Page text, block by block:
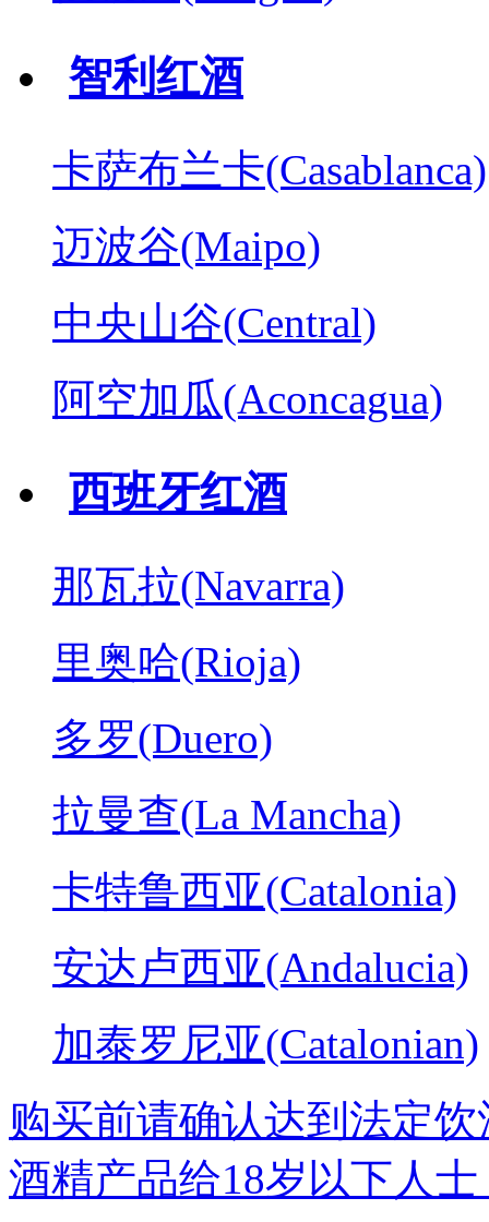
智利红酒
卡萨布兰卡(Casablanca)
迈波谷(Maipo)
中央山谷(Central)
阿空加瓜(Aconcagua)
西班牙红酒
那瓦拉(Navarra)
里奥哈(Rioja)
多罗(Duero)
拉曼查(La Mancha)
卡特鲁西亚(Catalonia)
安达卢西亚(Andalucia)
加泰罗尼亚(Catalonian)
购买前请确认达到法定
酒精产品给18岁以下人士